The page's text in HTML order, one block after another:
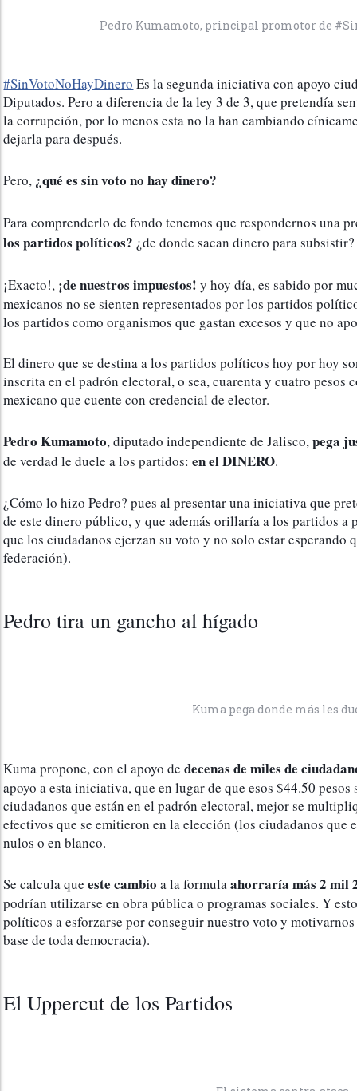
Pedro Kumamoto, principal promotor de
#SinVotoNoHayDinero Es la segunda iniciativa con apoyo
Diputados. Pero a diferencia de la ley 3 de 3, que pretendía
la corrupción, por lo menos esta no la han cambiando
dejarla para después.
Pero, ¿qué es sin voto no hay dinero?
Para comprenderlo de fondo tenemos que respondernos una
los partidos políticos? ¿de donde sacan dinero para subsistir?
¡Exacto!, ¡de nuestros impuestos! y hoy día, es sabido por
mexicanos no se sienten representados por los partidos
los partidos como organismos que gastan excesos y que no
El dinero que se destina a los partidos políticos hoy por hoy
inscrita en el padrón electoral, o sea, cuarenta y cuatro pesos
mexicano que cuente con credencial de elector.
Pedro Kumamoto, diputado independiente de Jalisco, pega
de verdad le duele a los partidos: en el DINERO.
¿Cómo lo hizo Pedro? pues al presentar una iniciativa que
de este dinero público, y que además orillaría a los partidos a
que los ciudadanos ejerzan su voto y no solo estar esperando
federación).
Pedro tira un gancho al hígado
Kuma pega donde más les
Kuma propone, con el apoyo de decenas de miles de
apoyo a esta iniciativa, que en lugar de que esos $44.50
ciudadanos que están en el padrón electoral, mejor se
efectivos que se emitieron en la elección (los ciudadanos
nulos o en blanco.
Se calcula que este cambio a la formula ahorraría más 2 mil
podrían utilizarse en obra pública o programas sociales. Y
políticos a esforzarse por conseguir nuestro voto y
base de toda democracia).
El Uppercut de los Partidos